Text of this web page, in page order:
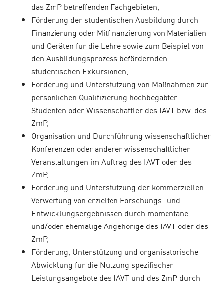
das ZmP betreffenden Fachgebieten,
Förderung der studentischen Ausbildung durch
Finanzierung oder Mitfinanzierung von Materialien
und Geräten fur die Lehre sowie zum Beispiel von
den Ausbildungsprozess befördernden
studentischen Exkursionen,
Förderung und Unterstützung von Maßnahmen zur
persönlichen Qualifizierung hochbegabter
Studenten oder Wissenschaftler des IAVT bzw. des
ZmP,
Organisation und Durchführung wissenschaftlicher
Konferenzen oder anderer wissenschaftlicher
Veranstaltungen im Auftrag des IAVT oder des
ZmP,
Förderung und Unterstützung der kommerziellen
Verwertung von erzielten Forschungs- und
Entwicklungsergebnissen durch momentane
und/oder ehemalige Angehörige des IAVT oder des
ZmP,
Förderung, Unterstützung und organisatorische
Abwicklung fur die Nutzung spezifischer
Leistungsangebote des IAVT und des ZmP durch